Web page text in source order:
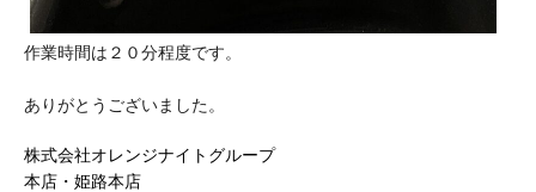
作業時間は２０分程度です。
ありがとうございました。
株式会社オレンジナイトグループ
本店・姫路本店